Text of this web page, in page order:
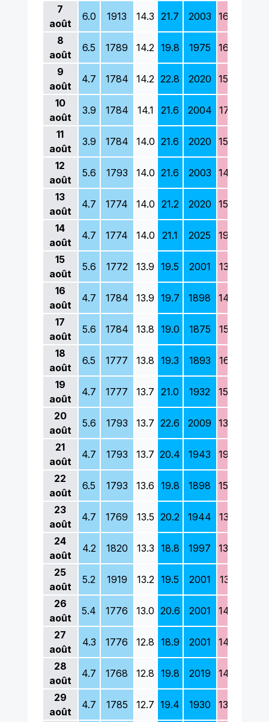
7
août
6.0 1913 14.3 21.7 2003 16.7
8
août
6.5 1789 14.2 19.8 1975 16.0
9
août
4.7 1784 14.2 22.8 2020 15.0
10
août
3.9 1784 14.1 21.6 2004 17.8
11
août
3.9 1784 14.0 21.6 2020 15.8
12
août
5.6 1793 14.0 21.6 2003 14.8
13
août
4.7 1774 14.0 21.2 2020 15.0
14
août
4.7 1774 14.0 21.1 2025 19.0
15
août
5.6 1772 13.9 19.5 2001 13.5
16
août
4.7 1784 13.9 19.7 1898 14.3
17
août
5.6 1784 13.8 19.0 1875 15.2
18
août
6.5 1777 13.8 19.3 1893 16.3
19
août
4.7 1777 13.7 21.0 1932 15.6
20
août
5.6 1793 13.7 22.6 2009 13.9
21
août
4.7 1793 13.7 20.4 1943 19.5
22
août
6.5 1793 13.6 19.8 1898 15.4
23
août
4.7 1769 13.5 20.2 1944 13.5
24
août
4.2 1820 13.3 18.8 1997 13.9
25
août
5.2 1919 13.2 19.5 2001 13.1
26
août
5.4 1776 13.0 20.6 2001 14.2
27
août
4.3 1776 12.8 18.9 2001 14.6
28
août
4.7 1768 12.8 19.8 2019 14.7
29
août
4.7 1785 12.7 19.4 1930 13.6